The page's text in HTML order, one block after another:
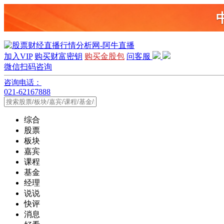
加入VIP 购买财富密钥 购买金股包 问客服
微信扫码咨询
咨询电话：
021-62167888
综合
股票
板块
嘉宾
课程
基金
经理
说说
快评
消息